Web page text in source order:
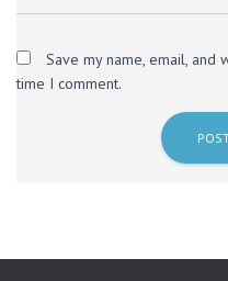
Save my name, email,
time I comment.